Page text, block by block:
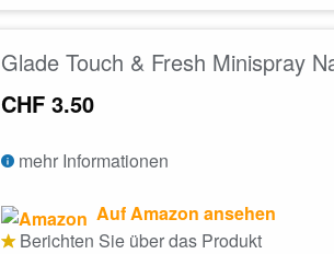
Glade Touch & Fresh Minispray
CHF 3.50
mehr Informationen
Auf Amazon ansehen
Berichten Sie über das Produkt